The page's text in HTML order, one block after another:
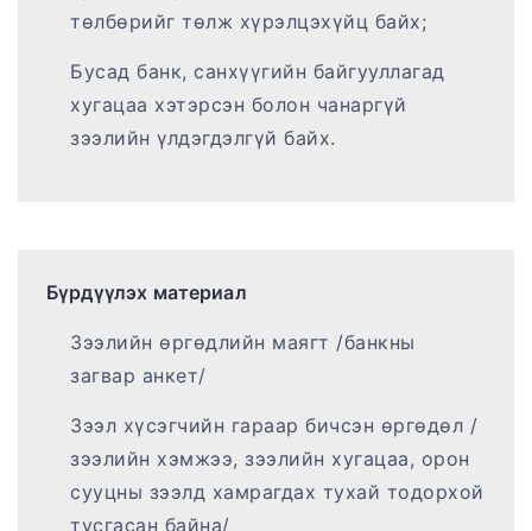
төлбөрийг төлж хүрэлцэхүйц байх;
Бусад банк, санхүүгийн байгууллагад
хугацаа хэтэрсэн болон чанаргүй
зээлийн үлдэгдэлгүй байх.
Бүрдүүлэх материал
Зээлийн өргөдлийн маягт /банкны
загвар анкет/
Зээл хүсэгчийн гараар бичсэн өргөдөл /
зээлийн хэмжээ, зээлийн хугацаа, орон
сууцны зээлд хамрагдах тухай тодорхой
тусгасан байна/